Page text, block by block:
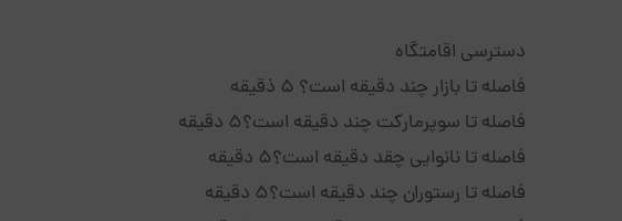
دسترسی اقامتگاه
فاصله تا بازار چند دقیقه است؟ 5 ذقیقه
فاصله تا سوپرمارکت چند دقیقه است؟5 دقیقه
فاصله تا نانوایی چقد دقیقه است؟5 دقیقه
فاصله تا رستوران چند دقیقه است؟5 دقیقه